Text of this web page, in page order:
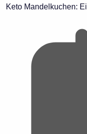
Keto Mandelkuchen: